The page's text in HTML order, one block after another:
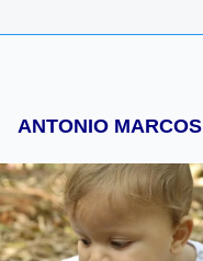
ANTONIO MARCOS